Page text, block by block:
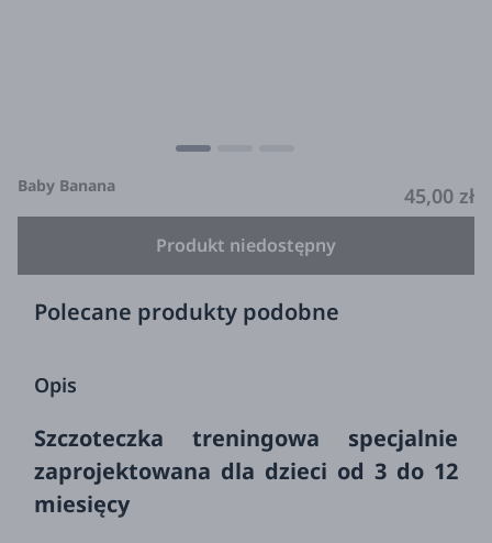
Baby Banana 45,00 zł
Produkt niedostępny
Polecane produkty podobne
Opis
Szczoteczka treningowa specjalnie
zaprojektowana dla dzieci od 3 do 12
miesięcy